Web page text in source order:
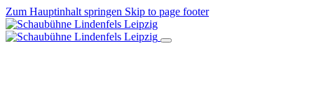
Zum Hauptinhalt springen Skip to page footer